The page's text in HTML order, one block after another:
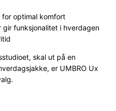
optimal komfort
gir funksjonalitet i hverdagen
skal ut på en
er UMBRO Ux